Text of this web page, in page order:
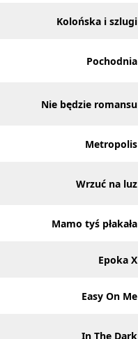
Kolońska i szlugi
Pochodnia
Nie będzie romansu
Metropolis
Wrzuć na luz
Mamo tyś płakała
Epoka X
Easy On Me
In The Dark